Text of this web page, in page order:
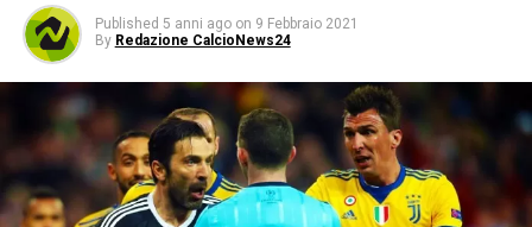
Published 5 anni ago on 9 Febbraio 2021
By Redazione CalcioNews24